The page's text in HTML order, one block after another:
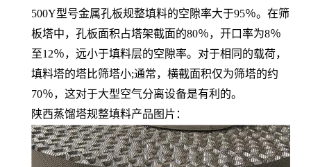
500Y型号金属孔板规整填料的空隙率大于95％。在筛
板塔中，孔板面积占塔架截面的80％，开口率为8％
至12％，远小于填料层的空隙率。对于相同的载荷，
填料塔的塔比筛塔小;通常，横截面积仅为筛塔的约
70％，这对于大型空气分离设备是有利的。
陕西蒸馏塔规整填料产品图片：